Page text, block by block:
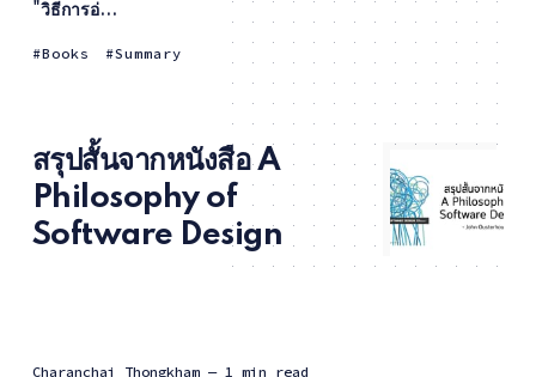
"วิธีการอ่...
Books Summary
สรุปสั้นจากหนังสือ A
Philosophy of
Software Design
Charanchai Thongkham — 1 min read